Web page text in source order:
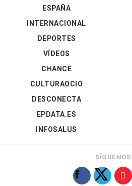
ESPAÑA
INTERNACIONAL
DEPORTES
VÍDEOS
CHANCE
CULTURAOCIO
DESCONECTA
EPDATA.ES
INFOSALUS
SÍGUENOS